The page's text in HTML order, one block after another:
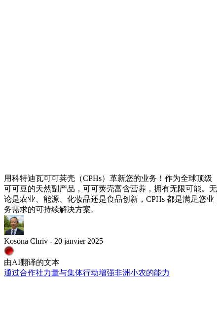
用科特迪瓦可可荚壳（CPHs）革新您的业务！作为全球顶级
可可豆的天然副产品，可可荚壳富含营养，拥有无限可能。无
论是农业、能源、化妆品还是食品创新，CPHs 都是满足您业
务需求的可持续解决方案。
Kosona Chriv - 20 janvier 2025
由AI翻译的文本
通过合作社力量与集体行动增强非洲小农的能力